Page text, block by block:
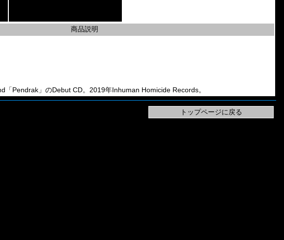
商品説明
「Pendrak」のDebut CD。2019年Inhuman Homicide Records。